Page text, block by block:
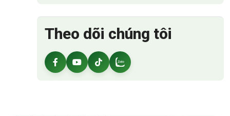
Theo dõi chúng tôi